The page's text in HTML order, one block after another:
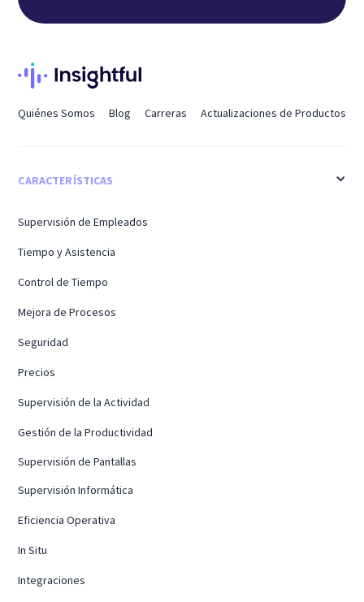
Quiénes Somos Blog Carreras Actualizaciones de Productos
CARACTERÍSTICAS
Supervisión de Empleados
Tiempo y Asistencia
Control de Tiempo
Mejora de Procesos
Seguridad
Precios
Supervisión de la Actividad
Gestión de la Productividad
Supervisión de Pantallas
Supervisión Informática
Eficiencia Operativa
In Situ
Integraciones